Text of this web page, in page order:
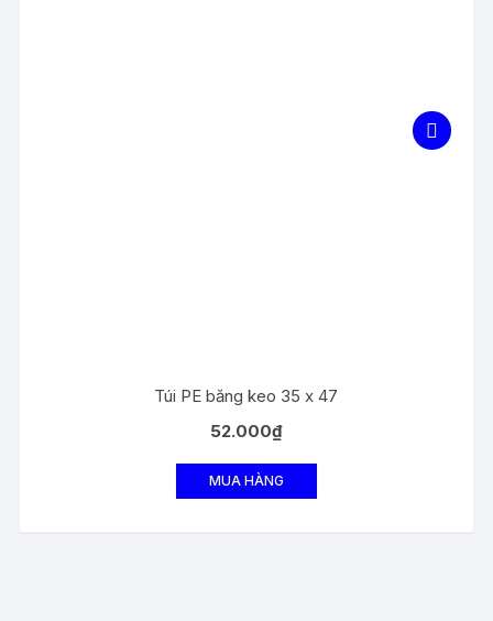
Túi PE băng keo 35 x 47
52.000₫
MUA HÀNG